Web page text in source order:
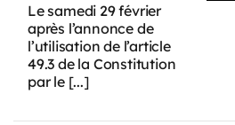
Le samedi 29 février
après l’annonce de
l’utilisation de l’article
49.3 de la Constitution
par le [...]